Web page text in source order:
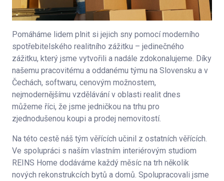
Pomáháme lidem plnit si jejich sny pomocí moderního
spotřebitelského realitního zážitku – jedinečného
zážitku, který jsme vytvořili a nadále zdokonalujeme. Díky
našemu pracovitému a oddanému týmu na Slovensku a v
Čechách, softwaru, cenovým možnostem,
nejmodernějšímu vzdělávání v oblasti realit dnes
můžeme říci, že jsme jedničkou na trhu pro
zjednodušenou koupi a prodej nemovitostí.
Na této cestě náš tým věřících učinil z ostatních věřících.
Ve spolupráci s naším vlastním interiérovým studiom
REINS Home dodáváme každý měsíc na trh několik
nových rekonstrukcích bytů a domů. Spolupracovali jsme